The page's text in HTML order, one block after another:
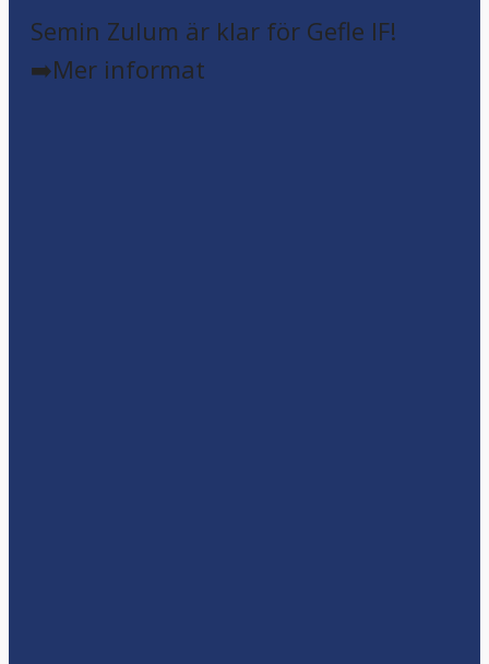
Semin Zulum är klar för Gefle IF!
➡️Mer informat